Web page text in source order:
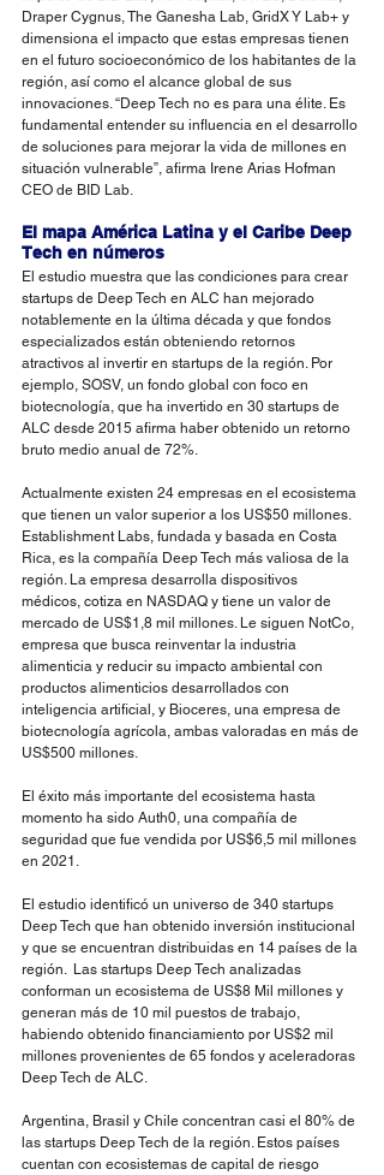
Draper Cygnus, The Ganesha Lab, GridX Y Lab+ y
dimensiona el impacto que estas empresas tienen
en el futuro socioeconómico de los habitantes de la
región, así como el alcance global de sus
innovaciones. “Deep Tech no es para una élite. Es
fundamental entender su influencia en el desarrollo
de soluciones para mejorar la vida de millones en
situación vulnerable”, afirma Irene Arias Hofman
CEO de BID Lab.
El mapa América Latina y el Caribe Deep
Tech en números
El estudio muestra que las condiciones para crear
startups de Deep Tech en ALC han mejorado
notablemente en la última década y que fondos
especializados están obteniendo retornos
atractivos al invertir en startups de la región. Por
ejemplo, SOSV, un fondo global con foco en
biotecnología, que ha invertido en 30 startups de
ALC desde 2015 afirma haber obtenido un retorno
bruto medio anual de 72%.
Actualmente existen 24 empresas en el ecosistema
que tienen un valor superior a los US$50 millones.
Establishment Labs, fundada y basada en Costa
Rica, es la compañía Deep Tech más valiosa de la
región. La empresa desarrolla dispositivos
médicos, cotiza en NASDAQ y tiene un valor de
mercado de US$1,8 mil millones. Le siguen NotCo,
empresa que busca reinventar la industria
alimenticia y reducir su impacto ambiental con
productos alimenticios desarrollados con
inteligencia artificial, y Bioceres, una empresa de
biotecnología agrícola, ambas valoradas en más de
US$500 millones.
El éxito más importante del ecosistema hasta
momento ha sido Auth0, una compañía de
seguridad que fue vendida por US$6,5 mil millones
en 2021.
El estudio identificó un universo de 340 startups
Deep Tech que han obtenido inversión institucional
y que se encuentran distribuidas en 14 países de la
región.  Las startups Deep Tech analizadas
conforman un ecosistema de US$8 Mil millones y
generan más de 10 mil puestos de trabajo,
habiendo obtenido financiamiento por US$2 mil
millones provenientes de 65 fondos y aceleradoras
Deep Tech de ALC.
Argentina, Brasil y Chile concentran casi el 80% de
las startups Deep Tech de la región. Estos países
cuentan con ecosistemas de capital de riesgo